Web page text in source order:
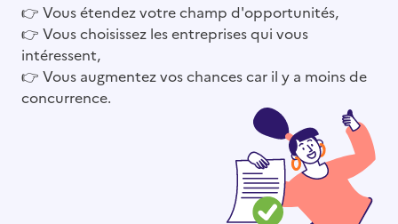
👉 Vous étendez votre champ d'opportunités,
👉 Vous choisissez les entreprises qui vous
intéressent,
👉 Vous augmentez vos chances car il y a moins de
concurrence.